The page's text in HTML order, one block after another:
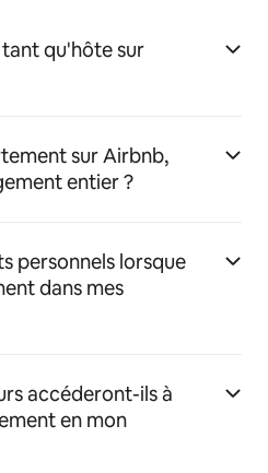
qu'hôte sur
sur Airbnb,
entier ?
personnels lorsque
dans mes
accéderont-ils à
en mon